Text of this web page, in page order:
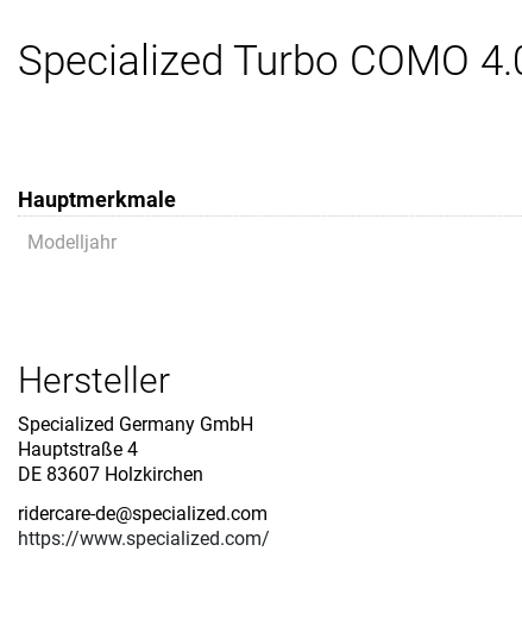
Specialized Turbo COMO
Hauptmerkmale
Modelljahr
Hersteller
Specialized Germany GmbH
Hauptstraße 4
DE 83607 Holzkirchen
ridercare-de@specialized.com
https://www.specialized.com/